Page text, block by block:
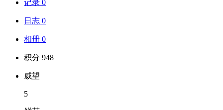
记录 0
日志 0
相册 0
积分 948
威望
5